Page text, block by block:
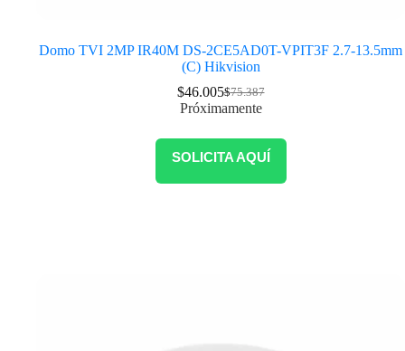
Domo TVI 2MP IR40M DS-2CE5AD0T-VPIT3F 2.7-13.5mm
(C) Hikvision
$75.387
$46.005
Próximamente
SOLICITA AQUÍ